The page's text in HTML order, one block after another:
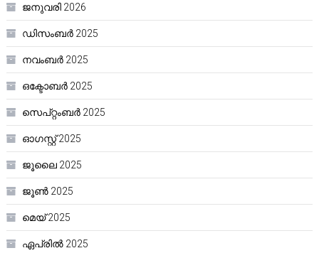
ജനുവരി 2026
ഡിസംബർ 2025
നവംബർ 2025
ഒക്ടോബർ 2025
സെപ്റ്റംബർ 2025
ഓഗസ്റ്റ്‌ 2025
ജൂലൈ 2025
ജൂൺ 2025
മെയ്‌ 2025
ഏപ്രിൽ 2025